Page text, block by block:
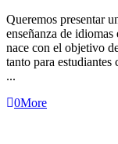
Queremos presentar
enseñanza de
nace con el objetivo
tanto para estudiantes
...
0More